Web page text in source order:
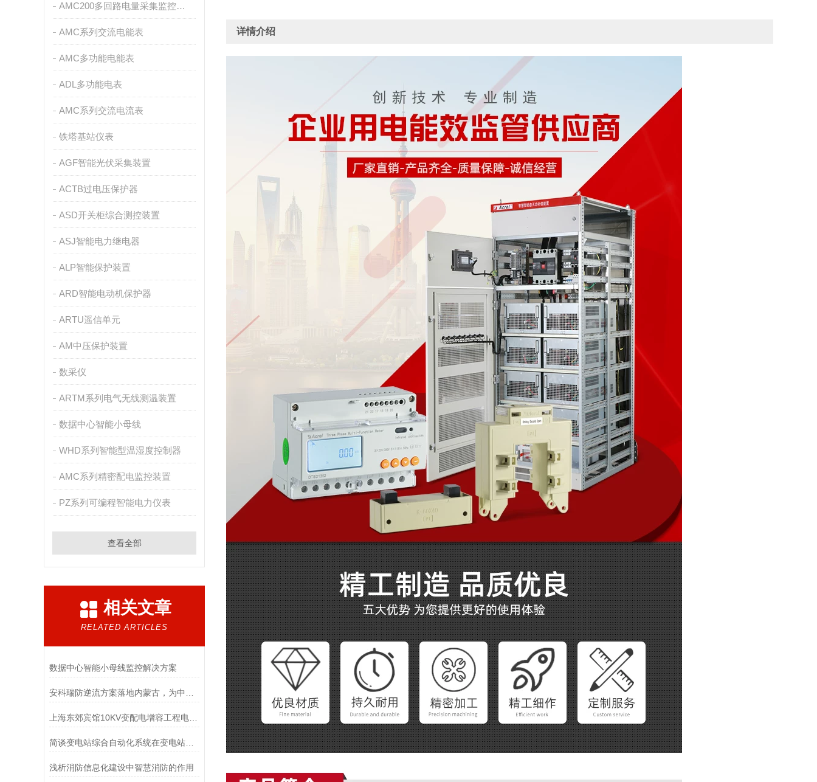
AMC200多回路电量采集监控装置
AMC系列交流电能表
AMC多功能电能表
ADL多功能电表
AMC系列交流电流表
铁塔基站仪表
AGF智能光伏采集装置
ACTB过电压保护器
ASD开关柜综合测控装置
ASJ智能电力继电器
ALP智能保护装置
ARD智能电动机保护器
ARTU遥信单元
AM中压保护装置
数采仪
ARTM系列电气无线测温装置
数据中心智能小母线
WHD系列智能型温湿度控制器
AMC系列精密配电监控装置
PZ系列可编程智能电力仪表
查看全部
相关文章
RELATED ARTICLES
数据中心智能小母线监控解决方案
上海东郊宾馆10KV变配电增容工程电力监控系统的设计与应用
简谈变电站综合自动化系统在变电站的应用分析
浅析消防信息化建设中智慧消防的作用
详情介绍